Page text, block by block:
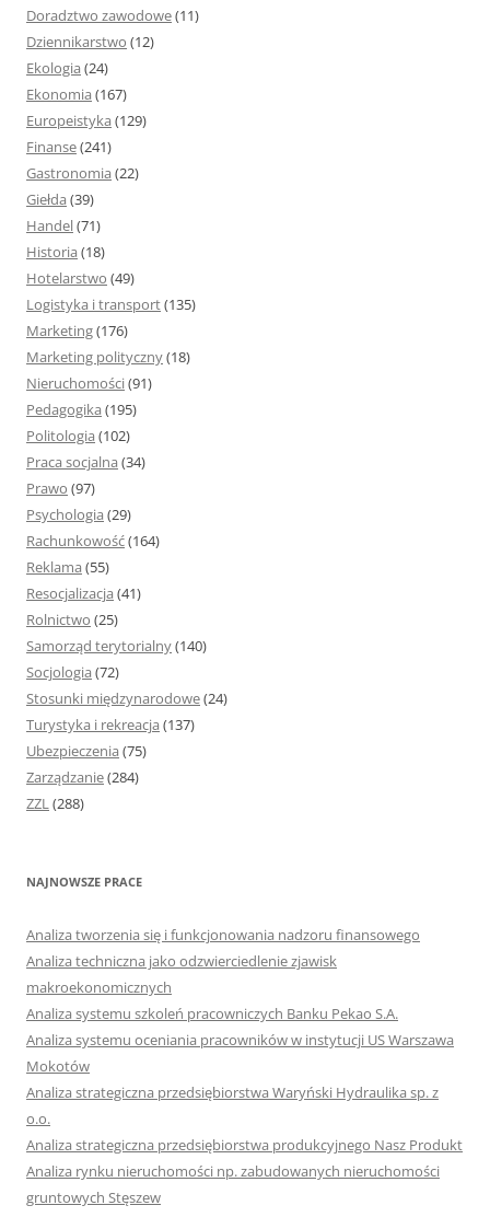
Doradztwo zawodowe(11)
Dziennikarstwo (12)
Ekologia (24)
Ekonomia (167)
Europeistyka (129)
Finanse(241)
Gastronomia (22)
Giełda (39)
Handel(71)
Historia (18)
Hotelarstwo (49)
Logistyka i transport(135)
Marketing(176)
Marketing polityczny(18)
Nieruchomości(91)
Pedagogika (195)
Politologia (102)
Praca socjalna (34)
Prawo (97)
Psychologia (29)
Rachunkowość(164)
Reklama (55)
Resocjalizacja (41)
Rolnictwo (25)
Samorząd terytorialny(140)
Socjologia (72)
Stosunki międzynarodowe(24)
Turystyka i rekreacja (137)
Ubezpieczenia (75)
Zarządzanie(284)
ZZL(288)
NAJNOWSZE PRACE
Analiza tworzenia się i funkcjonowania nadzoru finansowego
Analiza techniczna jako odzwierciedlenie zjawisk
makroekonomicznych
Analiza systemu szkoleń pracowniczych Banku Pekao S.A.
Analiza systemu oceniania pracowników w instytucji US Warszawa
Mokotów
Analiza strategiczna przedsiębiorstwa Waryński Hydraulika sp. z
o.o.
Analiza strategiczna przedsiębiorstwa produkcyjnego Nasz Produkt
Analiza rynku nieruchomości np. zabudowanych nieruchomości
gruntowych Stęszew